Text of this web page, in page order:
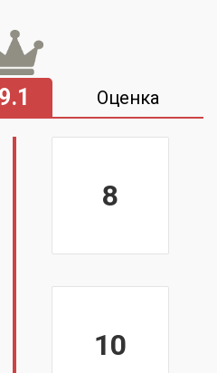
9.1 Оценка
8
10